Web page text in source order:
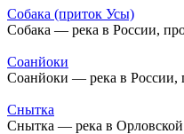
Собака (приток Усы)
Собака — река в России,
Соанйоки
Соанйоки — река в России,
Снытка
Снытка — река в